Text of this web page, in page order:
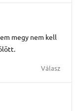
megy nem kell
Válasz